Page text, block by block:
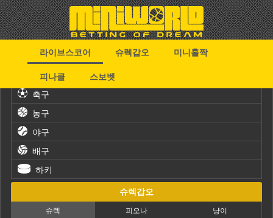
라이브스코어 슈렉갑오
미니홀짝
피나클
스보벳
축구
농구
야구
배구
하키
슈렉갑오
슈렉 피오나 냥이